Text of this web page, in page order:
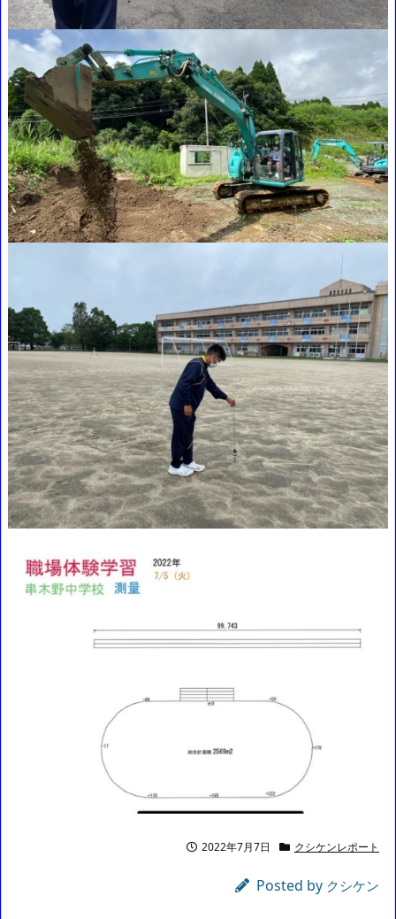
2022年7月7日 クシケンレポート
Posted by クシケン